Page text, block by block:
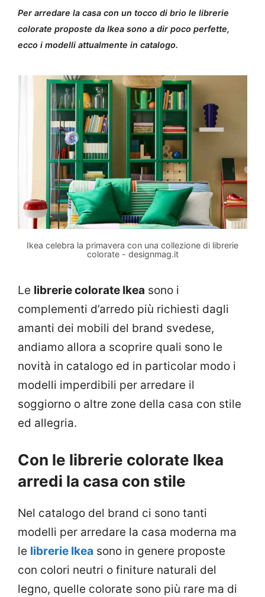
Per arredare la casa con un tocco di brio le librerie
colorate proposte da Ikea sono a dir poco perfette,
ecco i modelli attualmente in catalogo.
Ikea celebra la primavera con una collezione di librerie
colorate - designmag.it
Le librerie colorate Ikea sono i
complementi d’arredo più richiesti dagli
amanti dei mobili del brand svedese,
andiamo allora a scoprire quali sono le
novità in catalogo ed in particolar modo i
modelli imperdibili per arredare il
soggiorno o altre zone della casa con stile
ed allegria.
Con le librerie colorate Ikea
arredi la casa con stile
Nel catalogo del brand ci sono tanti
modelli per arredare la casa moderna ma
le librerie Ikea sono in genere proposte
con colori neutri o finiture naturali del
legno, quelle colorate sono più rare ma di